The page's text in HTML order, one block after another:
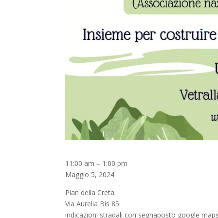
La
cassetta
di
Anthaia
11:00 am – 1:00 pm
Maggio 5, 2024
Pian della Creta
Via Aurelia Bis 85
indicazioni stradali con segnaposto google